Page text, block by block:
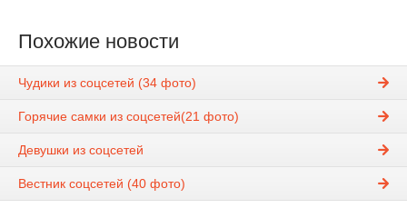
Похожие новости
Чудики из соцсетей (34 фото)
Горячие самки из соцсетей(21 фото)
Девушки из соцсетей
Вестник соцсетей (40 фото)